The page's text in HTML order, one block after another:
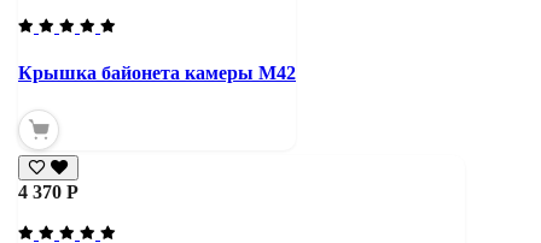
Крышка байонета камеры М42
4 370 Р